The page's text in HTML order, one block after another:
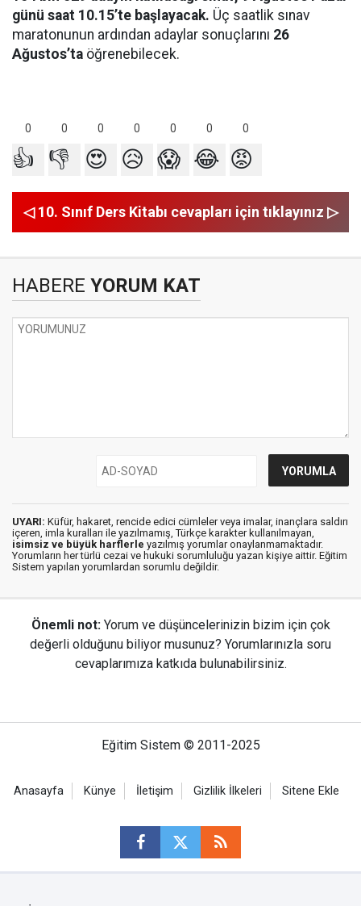
günü saat 10.15’te başlayacak. Üç saatlik sınav
maratonunun ardından adaylar sonuçlarını 26
Ağustos’ta öğrenebilecek.
0 0 0 0 0 0 0
👍 👎 😍 😥 😱 😂 😡
◁ 10. Sınıf Ders Kitabı cevapları için tıklayınız ▷
HABERE YORUM KAT
UYARI: Küfür, hakaret, rencide edici cümleler veya imalar, inançlara saldırı
içeren, imla kuralları ile yazılmamış, Türkçe karakter kullanılmayan,
isimsiz ve büyük harflerle yazılmış yorumlar onaylanmamaktadır.
Yorumların her türlü cezai ve hukuki sorumluluğu yazan kişiye aittir. Eğitim
Sistem yapılan yorumlardan sorumlu değildir.
Önemli not: Yorum ve düşüncelerinizin bizim için çok
değerli olduğunu biliyor musunuz? Yorumlarınızla soru
cevaplarımıza katkıda bulunabilirsiniz.
Eğitim Sistem © 2011-2025
Anasayfa Künye İletişim Gizlilik İlkeleri Sitene Ekle